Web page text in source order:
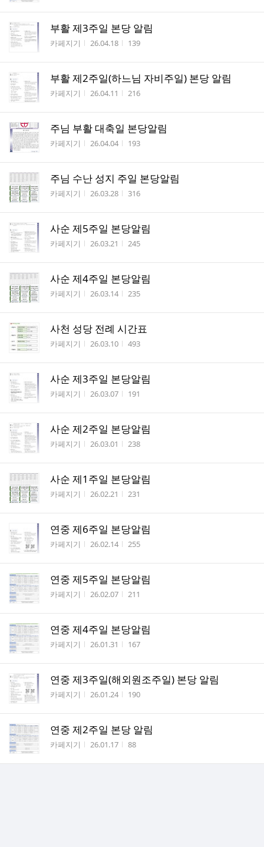
부활 제3주일 본당 알림
작성자
카페지기 작성시간
26.04.18 조회수
139
부활 제2주일(하느님 자비주일) 본당 알림
작성자
카페지기 작성시간
26.04.11 조회수
216
주님 부활 대축일 본당알림
작성자
카페지기 작성시간
26.04.04 조회수
193
주님 수난 성지 주일 본당알림
작성자
카페지기 작성시간
26.03.28 조회수
316
사순 제5주일 본당알림
작성자
카페지기 작성시간
26.03.21 조회수
245
사순 제4주일 본당알림
작성자
카페지기 작성시간
26.03.14 조회수
235
사천 성당 전례 시간표
작성자
카페지기 작성시간
26.03.10 조회수
493
사순 제3주일 본당알림
작성자
카페지기 작성시간
26.03.07 조회수
191
사순 제2주일 본당알림
작성자
카페지기 작성시간
26.03.01 조회수
238
사순 제1주일 본당알림
작성자
카페지기 작성시간
26.02.21 조회수
231
연중 제6주일 본당알림
작성자
카페지기 작성시간
26.02.14 조회수
255
연중 제5주일 본당알림
작성자
카페지기 작성시간
26.02.07 조회수
211
연중 제4주일 본당알림
작성자
카페지기 작성시간
26.01.31 조회수
167
연중 제3주일(해외원조주일) 본당 알림
작성자
카페지기 작성시간
26.01.24 조회수
190
연중 제2주일 본당 알림
작성자
카페지기 작성시간
26.01.17 조회수
88